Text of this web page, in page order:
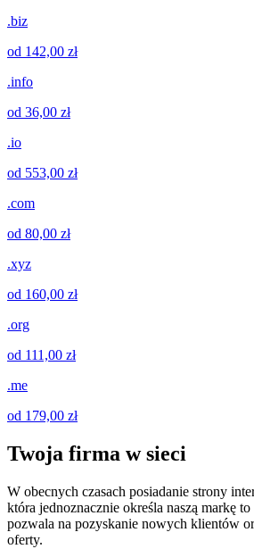
.biz
od 142,00 zł
.info
od 36,00 zł
.io
od 553,00 zł
.com
od 80,00 zł
.xyz
od 160,00 zł
.org
od 111,00 zł
.me
od 179,00 zł
Twoja firma w sieci
W obecnych czasach posiadanie strony
która jednoznacznie określa naszą markę
pozwala na pozyskanie nowych klientów
oferty.